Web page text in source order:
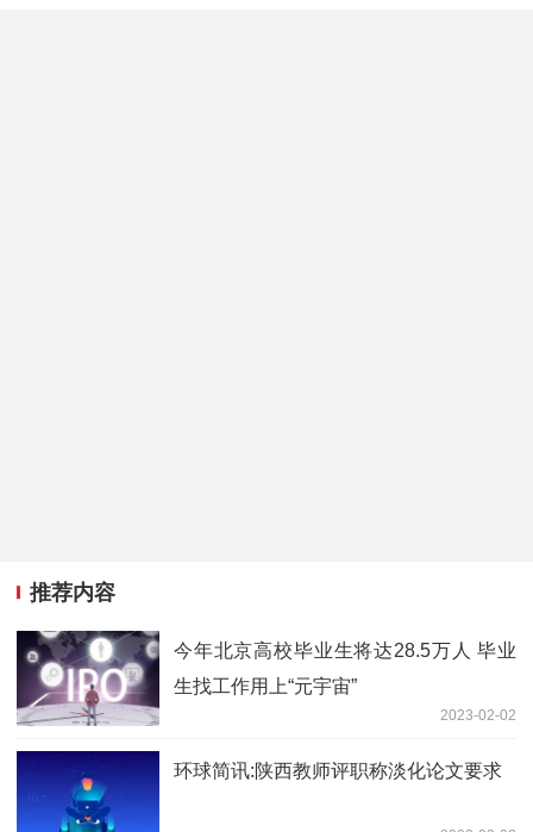
推荐内容
今年北京高校毕业生将达28.5万人 毕业
生找工作用上“元宇宙”
2023-02-02
环球简讯:陕西教师评职称淡化论文要求